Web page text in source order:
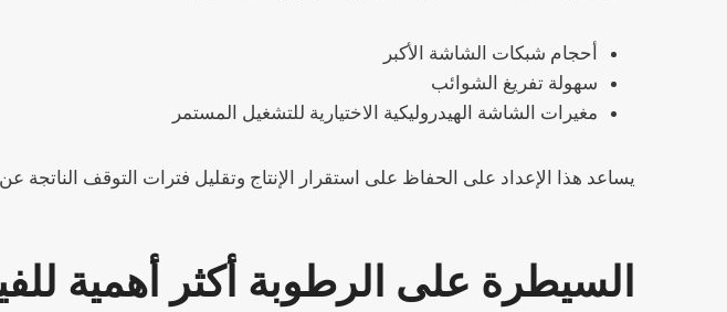
أحجام شبكات الشاشة الأكبر
سهولة تفريغ الشوائب
مغيرات الشاشة الهيدروليكية الاختيارية للتشغيل المستمر
يساعد هذا الإعداد على الحفاظ على استقرار الإنتاج وتقليل فترات التوقف
السيطرة على الرطوبة أكثر أهمية